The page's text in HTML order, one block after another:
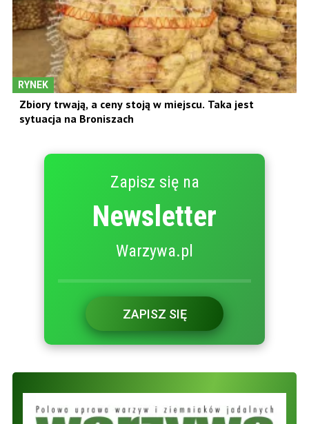
RYNEK
Zbiory trwają, a ceny stoją w miejscu. Taka jest
sytuacja na Broniszach
Zapisz się na
Newsletter
Warzywa.pl
ZAPISZ SIĘ